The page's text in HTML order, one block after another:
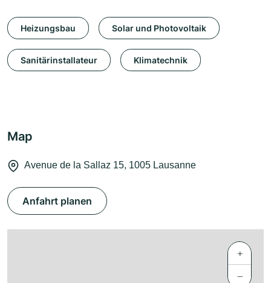
Heizungsbau Solar und Photovoltaik
Sanitärinstallateur Klimatechnik
Map
Avenue de la Sallaz 15, 1005 Lausanne
Anfahrt planen
+
−